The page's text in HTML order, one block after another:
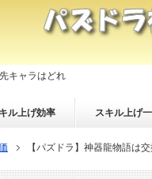
キャラはどれ
ル上げ効率 スキル上げ
【パズドラ】神器龍物語は